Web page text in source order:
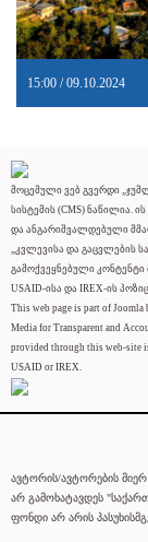
15:00 / 09.10.2024
მოცემული ვებ გვერდი
სისტემის (CMS) ნაწილია.
და ანგარიშვალდებული
„კვლევისა და გაცვლების
გამოქვეყნებული
USAID-ისა და IREX-ის
This web page is part of
Media for Transparent and
provided through this web-site
USAID or IREX.
ავტორის/ავტორების
არ გამოხატავდეს
ფონდი არ არის